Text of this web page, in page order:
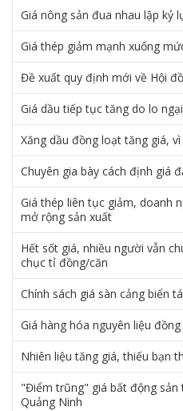
Giá nông sản đua nhau lập kỷ
Giá thép giảm mạnh xuống
Đề xuất quy định mới về Hội
Giá dầu tiếp tục tăng do lo
Xăng dầu đồng loạt tăng giá, vì
Chuyên gia bày cách định giá
Giá thép liên tục giảm, doanh
mở rộng sản xuất
Hết sốt giá, nhiều người vẫn
chục tỉ đồng/căn
Chính sách giá sàn cảng biển
Giá hàng hóa nguyên liệu
Nhiên liệu tăng giá, thiếu bạn
"Điểm trũng" giá bất động sản
Quảng Ninh